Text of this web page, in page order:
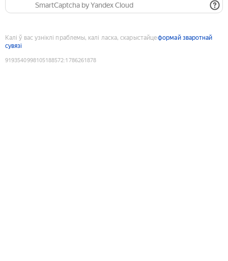
SmartCaptcha by Yandex Cloud
Калі ў вас узніклі праблемы, калі ласка, скарыстайцеформай зваротнай
сувязі
9193540998105188572:1786261878